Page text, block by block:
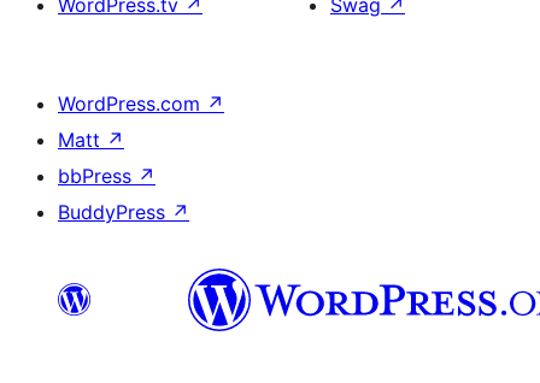
WordPress.tv ↗
Swag ↗
WordPress.com ↗
Matt ↗
bbPress ↗
BuddyPress ↗